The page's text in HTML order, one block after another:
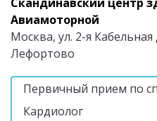
Авиамоторной
Москва, ул. 2-я Кабельная
Лефортово
Первичный прием по
Кардиолог